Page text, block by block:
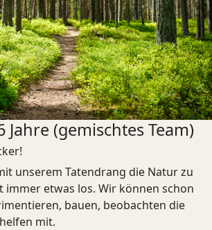
Jahre (gemischtes Team)
unserem Tatendrang die Natur zu
immer etwas los. Wir können schon
bauen, beobachten die
mit.